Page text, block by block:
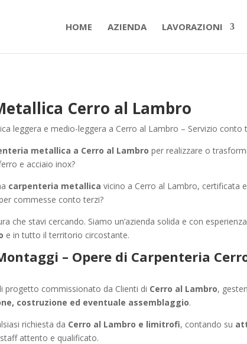
HOME AZIENDA LAVORAZIONI
Cerro al Lambro
leggera e medio-leggera a Cerro al Lambro – Servizio conto
metallica a Cerro al Lambro per realizzare o
e acciaio inox?
carpenteria metallica vicino a Cerro al Lambro, certificata
commesse conto terzi?
che stavi cercando. Siamo un’azienda solida e con
e in tutto il territorio circostante.
– Opere di Carpenteria
progetto commissionato da Clienti di Cerro al Lambro,
costruzione ed eventuale assemblaggio.
richiesta da Cerro al Lambro e limitrofi, contando su
attento e qualificato.